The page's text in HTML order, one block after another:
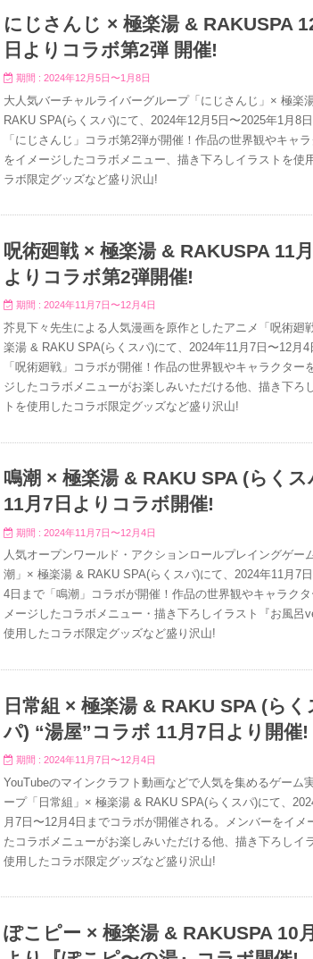
にじさんじ × 極楽湯 & RAKUSPA
日よりコラボ第2弾 開催!
期間 : 2024年12月5日〜1月8日
大人気バーチャルライバーグループ「にじさんじ」× 極楽
RAKU SPA(らくスパ)にて、2024年12月5日〜2025年1月8
「にじさんじ」コラボ第2弾が開催！作品の世界観やキャ
をイメージしたコラボメニュー、描き下ろしイラストを使
ラボ限定グッズなど盛り沢山!
呪術廻戦 × 極楽湯 & RAKUSPA 11
よりコラボ第2弾開催!
期間 : 2024年11月7日〜12月4日
芥見下々先生による人気漫画を原作としたアニメ「呪術廻
楽湯 & RAKU SPA(らくスパ)にて、2024年11月7日〜12月4
「呪術廻戦」コラボが開催！作品の世界観やキャラクター
ジしたコラボメニューがお楽しみいただける他、描き下ろ
トを使用したコラボ限定グッズなど盛り沢山!
鳴潮 × 極楽湯 & RAKU SPA (らくス
11月7日よりコラボ開催!
期間 : 2024年11月7日〜12月4日
人気オープンワールド・アクションロールプレイングゲー
潮」× 極楽湯 & RAKU SPA(らくスパ)にて、2024年11月7日
4日まで「鳴潮」コラボが開催！作品の世界観やキャラクタ
メージしたコラボメニュー・描き下ろしイラスト『お風呂
使用したコラボ限定グッズなど盛り沢山!
日常組 × 極楽湯 & RAKU SPA (らく
パ) “湯屋”コラボ 11月7日より開催!
期間 : 2024年11月7日〜12月4日
YouTubeのマインクラフト動画などで人気を集めるゲーム
ープ「日常組」× 極楽湯 & RAKU SPA(らくスパ)にて、
月7日〜12月4日までコラボが開催される。メンバーをイメ
たコラボメニューがお楽しみいただける他、描き下ろしイ
使用したコラボ限定グッズなど盛り沢山!
ぽこピー × 極楽湯 & RAKUSPA 10